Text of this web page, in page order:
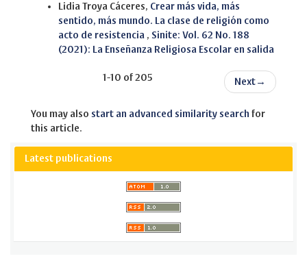
Lidia Troya Cáceres, Crear más vida, más
sentido, más mundo. La clase de religión como
acto de resistencia , Sinite: Vol. 62 No. 188
(2021): La Enseñanza Religiosa Escolar en salida
1-10 of 205 Next →
You may also start an advanced similarity search for
this article.
Latest publications